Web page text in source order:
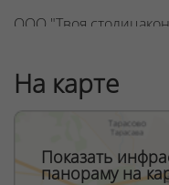
ООО "Твоя
Договор на оказание
04.09.2025
На карте
Показать
панораму на